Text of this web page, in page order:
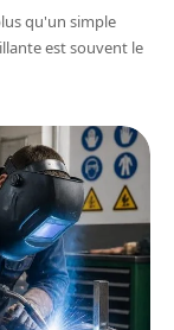
qu'un simple
est souvent le